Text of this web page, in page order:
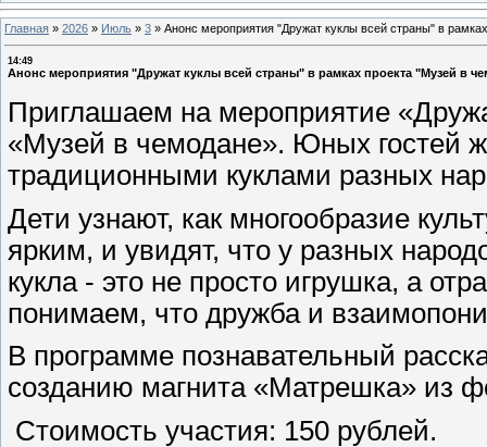
Главная » 2026 » Июль » 3 » Анонс мероприятия "Дружат куклы всей страны" в
14:49
Анонс мероприятия "Дружат куклы всей страны" в рамках проекта "Музей в
Приглашаем на мероприятие
«Музей в чемодане». Юных гостей
традиционными куклами разных
Дети узнают, как многообразие
ярким, и увидят, что у разных
кукла - это не просто игрушка, а
понимаем, что дружба и
В программе познавательный
созданию магнита «Матрешка» из
Стоимость участия: 150 рублей.